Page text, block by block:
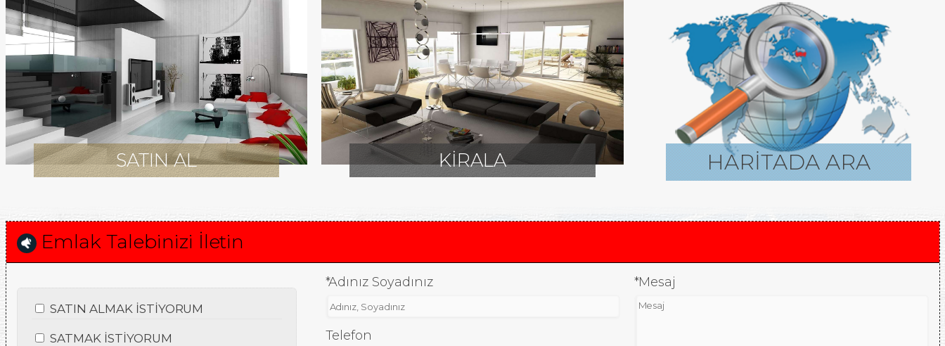
SATIN AL KİRALA HARİTADA ARA
Emlak Talebinizi İletin
SATIN ALMAK İSTİYORUM
SATMAK İSTİYORUM
*Adınız Soyadınız
Telefon
*Mesaj